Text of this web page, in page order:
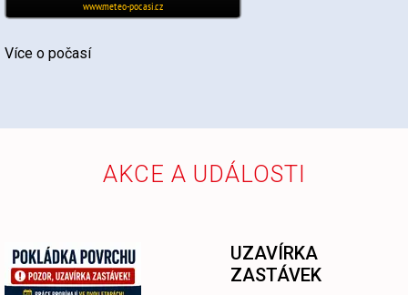
Více o počasí
AKCE A UDÁLOSTI
UZAVÍRKA
ZASTÁVEK